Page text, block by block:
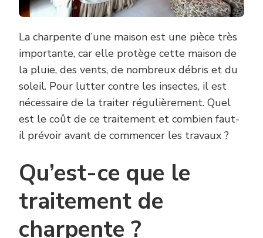
La charpente d’une maison est une pièce très
importante, car elle protège cette maison de
la pluie, des vents, de nombreux débris et du
soleil. Pour lutter contre les insectes, il est
nécessaire de la traiter régulièrement. Quel
est le coût de ce traitement et combien faut-
il prévoir avant de commencer les travaux ?
Qu’est-ce que le
traitement de
charpente ?